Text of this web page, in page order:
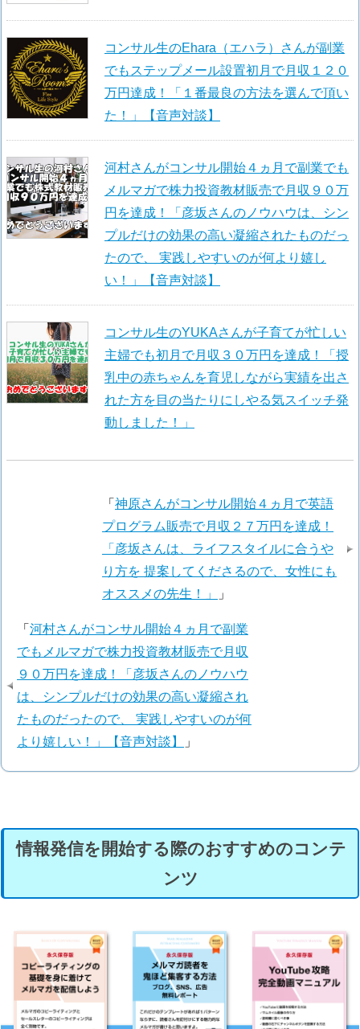
コンサル生のEhara（エハラ）さんが副業
でもステップメール設置初月で月収１２０
万円達成！「１番最良の方法を選んで頂い
た！」【音声対談】
河村さんがコンサル開始４ヵ月で副業でも
メルマガで株力投資教材販売で月収９０万
円を達成！「彦坂さんのノウハウは、シン
プルだけの効果の高い凝縮されたものだっ
たので、 実践しやすいのが何より嬉し
い！」【音声対談】
コンサル生のYUKAさんが子育てが忙しい
主婦でも初月で月収３０万円を達成！「授
乳中の赤ちゃんを育児しながら実績を出さ
れた方を目の当たりにしやる気スイッチ発
動しました！」
「 神原さんがコンサル開始４ヵ月で英語
プログラム販売で月収２７万円を達成！
「彦坂さんは、ライフスタイルに合うや
り方を 提案してくださるので、女性にも
オススメの先生！」
」
「 河村さんがコンサル開始４ヵ月で副業
でもメルマガで株力投資教材販売で月収
９０万円を達成！「彦坂さんのノウハウ
は、シンプルだけの効果の高い凝縮され
たものだったので、 実践しやすいのが何
より嬉しい！」【音声対談】
」
情報発信を開始する際のおすすめのコンテ
ンツ